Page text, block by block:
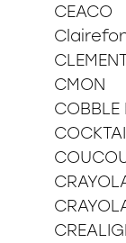
CEACO
CMON
COBBLE